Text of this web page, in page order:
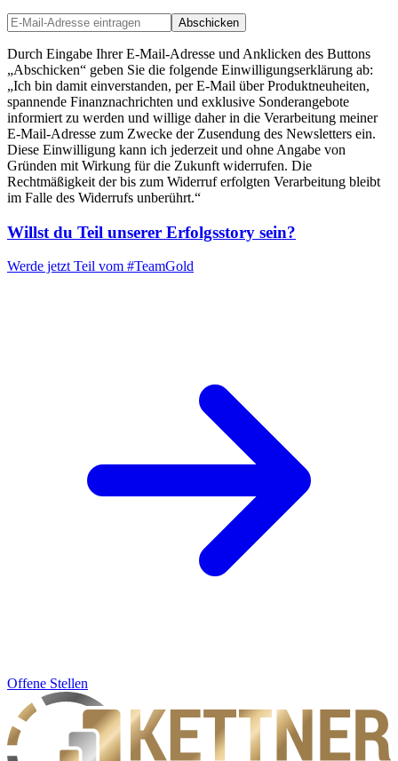
Abschicken
Durch Eingabe Ihrer E-Mail-Adresse und Anklicken des Buttons
„Abschicken“ geben Sie die folgende Einwilligungserklärung ab:
„Ich bin damit einverstanden, per E-Mail über Produktneuheiten,
spannende Finanznachrichten und exklusive Sonderangebote
informiert zu werden und willige daher in die Verarbeitung meiner
E-Mail-Adresse zum Zwecke der Zusendung des Newsletters ein.
Diese Einwilligung kann ich jederzeit und ohne Angabe von
Gründen mit Wirkung für die Zukunft widerrufen. Die
Rechtmäßigkeit der bis zum Widerruf erfolgten Verarbeitung bleibt
im Falle des Widerrufs unberührt.“
Willst du Teil unserer Erfolgsstory sein?
Werde jetzt Teil vom #TeamGold
Offene Stellen